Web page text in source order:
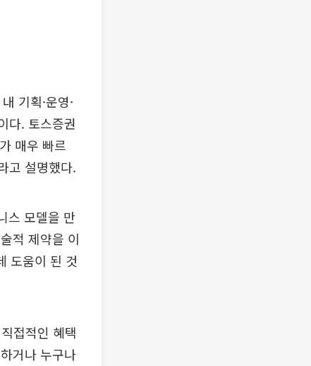
기획·운영·
다. 토스증권
매우 빠르
고 설명했다.
스 모델을 만
적 제약을 이
도움이 된 것
접적인 혜택
거나 누구나